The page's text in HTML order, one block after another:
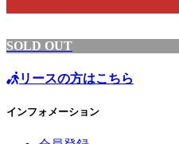
SOLD OUT
リースの方はこちら
インフォメーション